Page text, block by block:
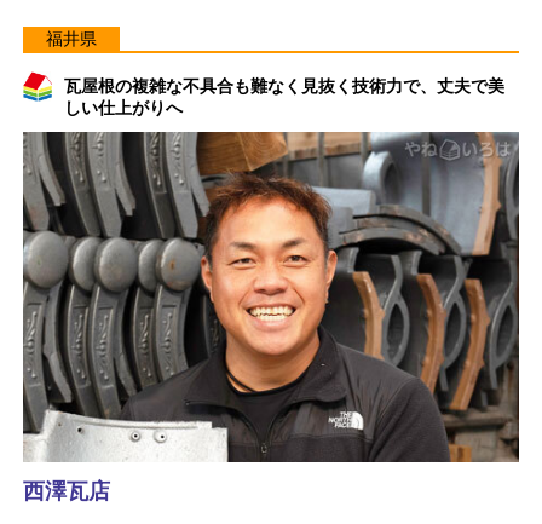
福井県
瓦屋根の複雑な不具合も難なく見抜く技術力で、丈夫で美
しい仕上がりへ
西澤瓦店